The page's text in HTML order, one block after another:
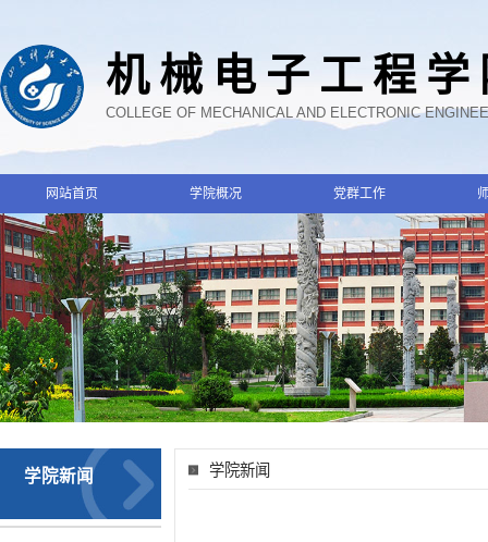
机械电子工程
COLLEGE OF MECHANICAL AND ELECTRONIC
网站首页 学院概况 党群工作
学院新闻 学院新闻